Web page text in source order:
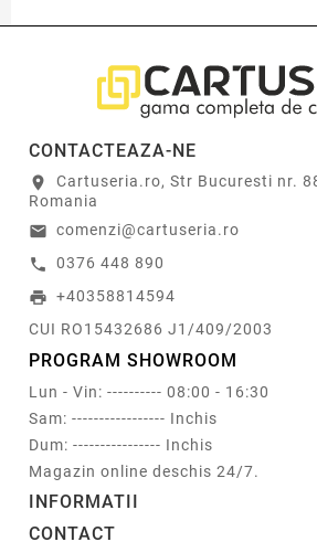
CONTACTEAZA-NE
location_on
Cartuseria.ro, Str Bucuresti nr.
Romania
email comenzi@cartuseria.ro
call 0376 448 890
print +40358814594
CUI RO15432686 J1/409/2003
PROGRAM SHOWROOM
Lun - Vin: ---------- 08:00 - 16:30
Sam: ----------------- Inchis
Dum: ---------------- Inchis
Magazin online deschis 24/7.
INFORMATII
CONTACT